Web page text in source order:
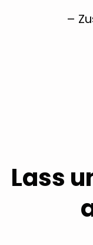
–
Lass